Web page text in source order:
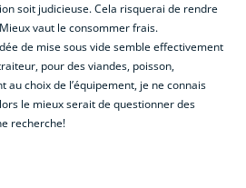
soit judicieuse. Cela risquerai de rendre
vaut le consommer frais.
de mise sous vide semble effectivement
pour des viandes, poisson,
choix de l’équipement, je ne connais
le mieux serait de questionner des
recherche!